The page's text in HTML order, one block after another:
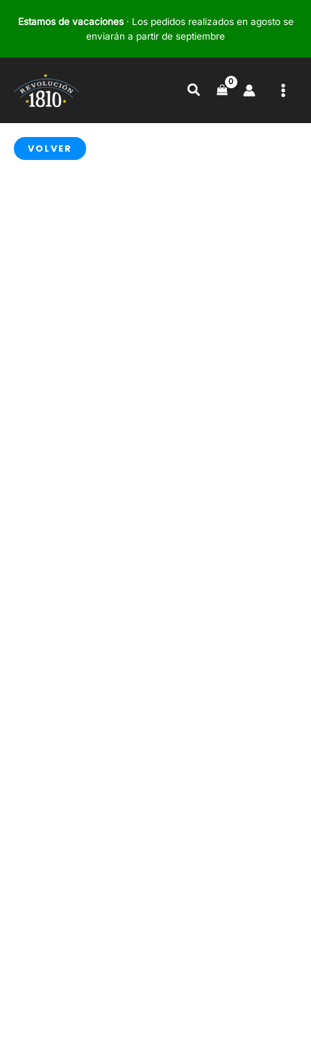
Estamos de vacaciones· Los pedidos realizados en agosto se
enviarán a partir de septiembre
Buscar
VOLVER